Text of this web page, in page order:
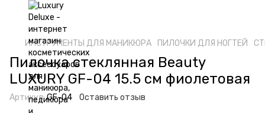
ИНСТРУМЕНТЫ ДЛЯ МАНИКЮРА ПИЛОЧКИ ДЛЯ НОГТЕЙ
Пилочка стеклянная Beauty
LUXURY GF-04 15.5 см фиолетовая
Артикул:GF-04 Оставить отзыв